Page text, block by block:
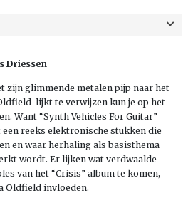
Driessen
zijn glimmende metalen pijp naar het
lijkt te verwijzen kun je op het
Want “Synth Vehicles For Guitar”
reeks elektronische stukken die
en waar herhaling als basisthema
wordt. Er lijken wat verdwaalde
van het “Crisis” album te komen,
Oldfield invloeden.